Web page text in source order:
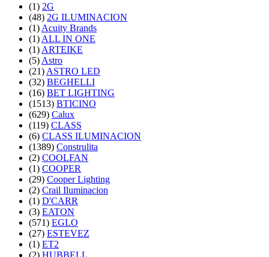
(1) 2G
(48) 2G ILUMINACION
(1) Acuity Brands
(1) ALL IN ONE
(1) ARTEIKE
(5) Astro
(21) ASTRO LED
(32) BEGHELLI
(16) BET LIGHTING
(1513) BTICINO
(629) Calux
(119) CLASS
(6) CLASS ILUMINACION
(1389) Construlita
(2) COOLFAN
(1) COOPER
(29) Cooper Lighting
(2) Crail Iluminacion
(1) D'CARR
(3) EATON
(571) EGLO
(27) ESTEVEZ
(1) ET2
(2) HUBBELL